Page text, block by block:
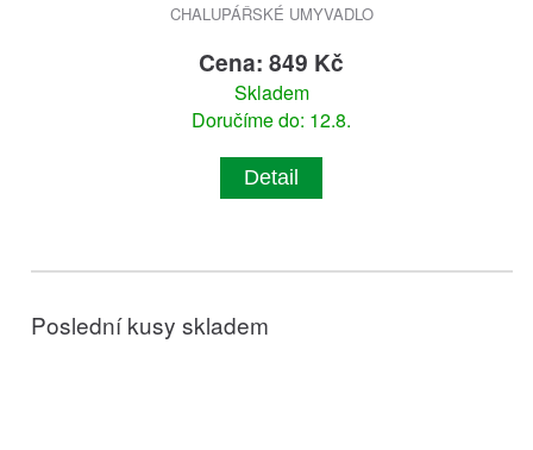
CHALUPÁŘSKÉ UMYVADLO
Cena: 849 Kč
Skladem
Doručíme do: 12.8.
Detail
Poslední kusy skladem